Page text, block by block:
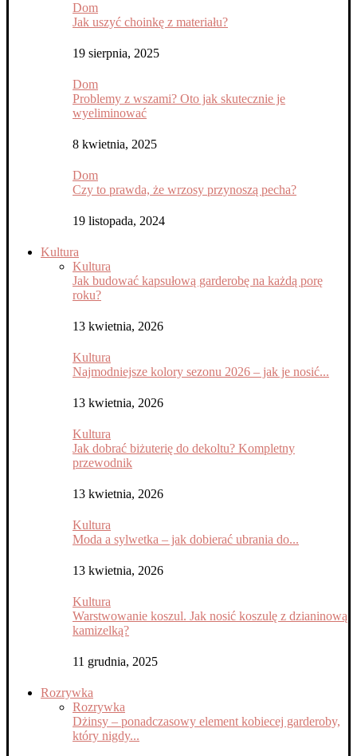
Dom
Jak uszyć choinkę z materiału?
19 sierpnia, 2025
Dom
Problemy z wszami? Oto jak skutecznie je
wyeliminować
8 kwietnia, 2025
Dom
Czy to prawda, że wrzosy przynoszą pecha?
19 listopada, 2024
Kultura
Kultura
Jak budować kapsułową garderobę na każdą porę
roku?
13 kwietnia, 2026
Kultura
Najmodniejsze kolory sezonu 2026 – jak je nosić...
13 kwietnia, 2026
Kultura
Jak dobrać biżuterię do dekoltu? Kompletny
przewodnik
13 kwietnia, 2026
Kultura
Moda a sylwetka – jak dobierać ubrania do...
13 kwietnia, 2026
Kultura
Warstwowanie koszul. Jak nosić koszulę z dzianinową
kamizelką?
11 grudnia, 2025
Rozrywka
Rozrywka
Dżinsy – ponadczasowy element kobiecej garderoby,
który nigdy...